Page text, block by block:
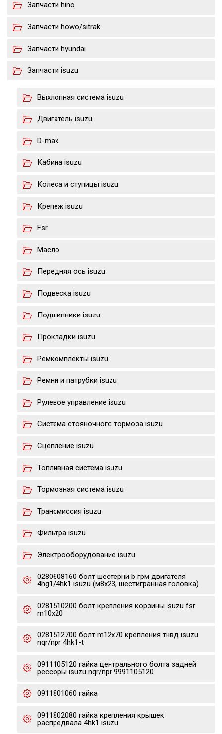
Запчасти hino
Запчасти howo/sitrak
Запчасти hyundai
Запчасти isuzu
Выхлопная система isuzu
Двигатель isuzu
D-max
Кабина isuzu
Колеса и ступицы isuzu
Крепеж isuzu
Fsr
Масло
Передняя ось isuzu
Подвеска isuzu
Подшипники isuzu
Прокладки isuzu
Ремкомплекты isuzu
Ремни и патрубки isuzu
Рулевое управление isuzu
Система стояночного тормоза isuzu
Сцепление isuzu
Топливная система isuzu
Тормозная система isuzu
Трансмиссия isuzu
Фильтра isuzu
Электрооборудование isuzu
0280608160 болт шестерни b грм двигателя
4hg1/4hk1 isuzu (м8х23, шестигранная головка)
0281510200 болт крепления корзины isuzu fsr
m10x20
0281512700 болт m12x70 крепления тнвд isuzu
nqr/npr 4hk1-t
0911105120 гайка центрального болта задней
рессоры isuzu nqr/npr 9991105120
0911801060 гайка
0911802080 гайка крепления крышек
распредвала 4hk1 isuzu